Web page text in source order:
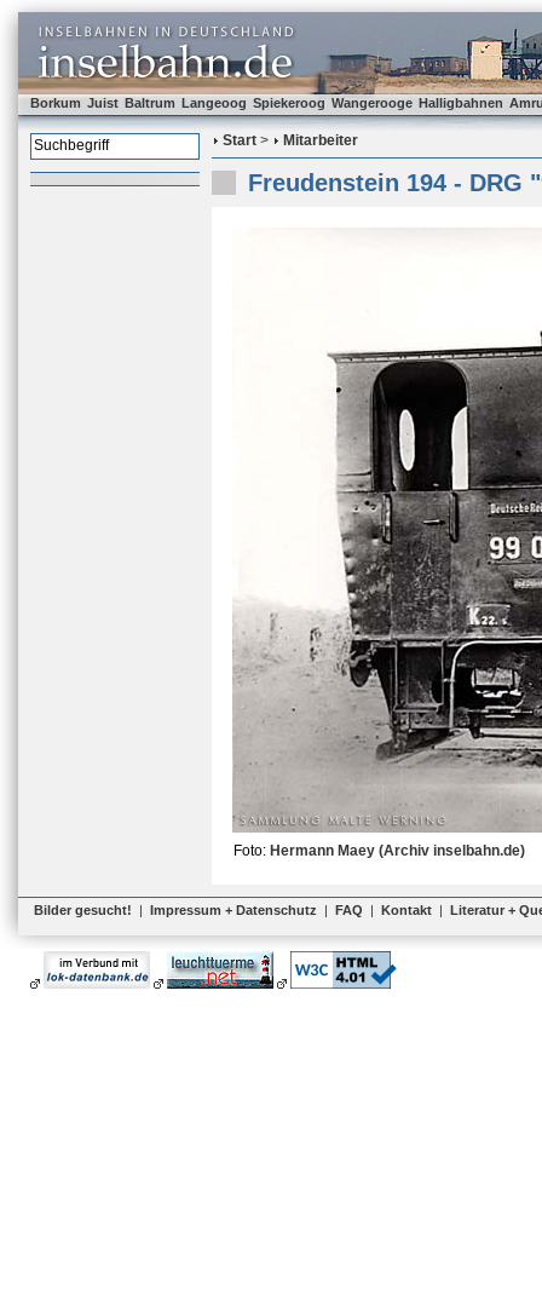
Borkum Juist Baltrum Langeoog Spiekeroog Wangerooge Halligbahnen
Start > Mitarbeiter
Freudenstein 194 - DRG
Foto: Hermann Maey (Archiv inselbahn.de)
Bilder gesucht! | Impressum + Datenschutz | FAQ | Kontakt | Literatur +